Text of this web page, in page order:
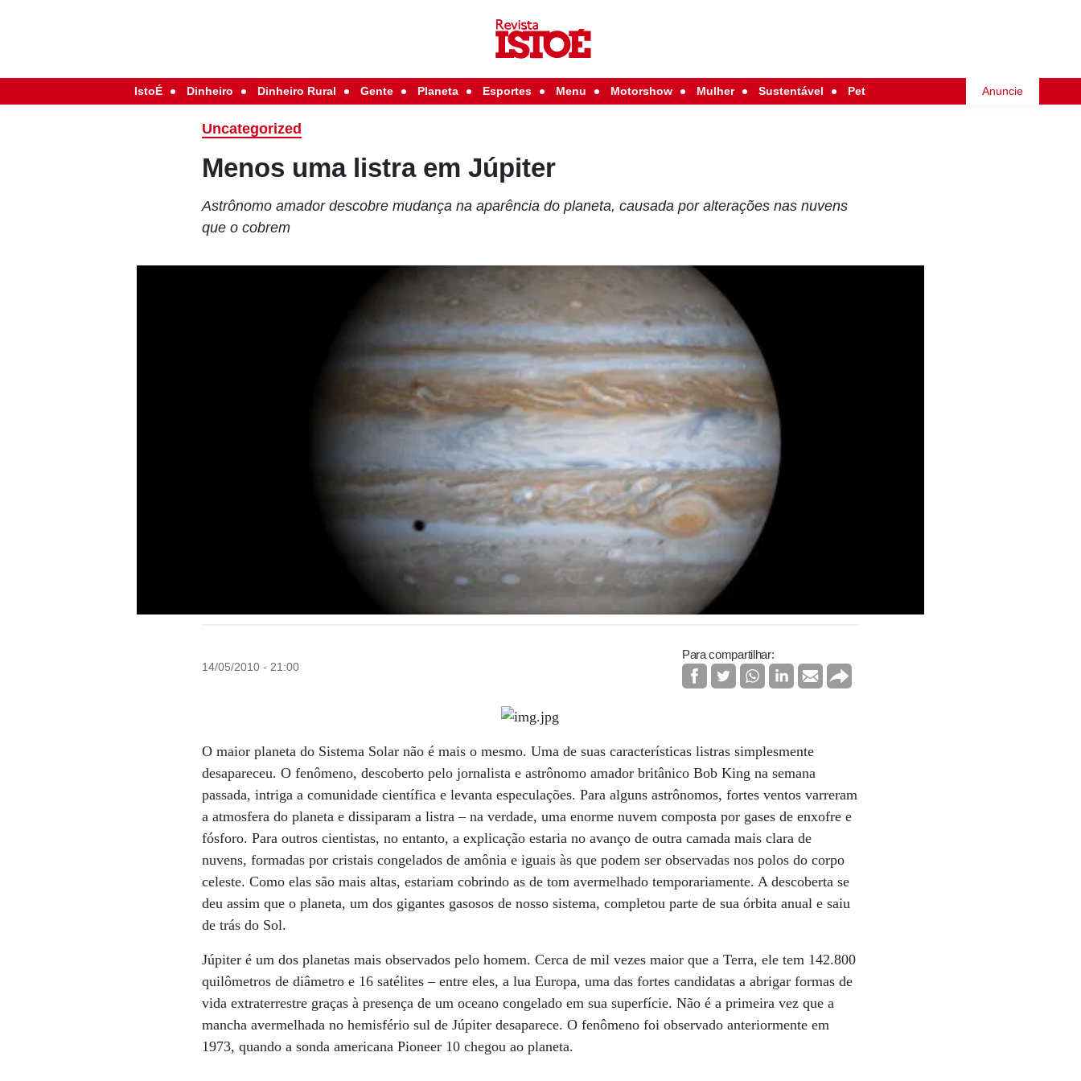
IstoÉ Dinheiro Dinheiro Rural Gente Planeta Esportes Menu Motorshow Mulher Sustentável Pet Anuncie
Uncategorized
Menos uma listra em Júpiter
Astrônomo amador descobre mudança na aparência do planeta, causada por alterações nas nuvens
que o cobrem
14/05/2010 - 21:00
Para compartilhar:
O maior planeta do Sistema Solar não é mais o mesmo. Uma de suas características listras simplesmente
desapareceu. O fenômeno, descoberto pelo jornalista e astrônomo amador britânico Bob King na semana
passada, intriga a comunidade científica e levanta especulações. Para alguns astrônomos, fortes ventos varreram
a atmosfera do planeta e dissiparam a listra – na verdade, uma enorme nuvem composta por gases de enxofre e
fósforo. Para outros cientistas, no entanto, a explicação estaria no avanço de outra camada mais clara de
nuvens, formadas por cristais congelados de amônia e iguais às que podem ser observadas nos polos do corpo
celeste. Como elas são mais altas, estariam cobrindo as de tom avermelhado temporariamente. A descoberta se
deu assim que o planeta, um dos gigantes gasosos de nosso sistema, completou parte de sua órbita anual e saiu
de trás do Sol.
Júpiter é um dos planetas mais observados pelo homem. Cerca de mil vezes maior que a Terra, ele tem 142.800
quilômetros de diâmetro e 16 satélites – entre eles, a lua Europa, uma das fortes candidatas a abrigar formas de
vida extraterrestre graças à presença de um oceano congelado em sua superfície. Não é a primeira vez que a
mancha avermelhada no hemisfério sul de Júpiter desaparece. O fenômeno foi observado anteriormente em
1973, quando a sonda americana Pioneer 10 chegou ao planeta.